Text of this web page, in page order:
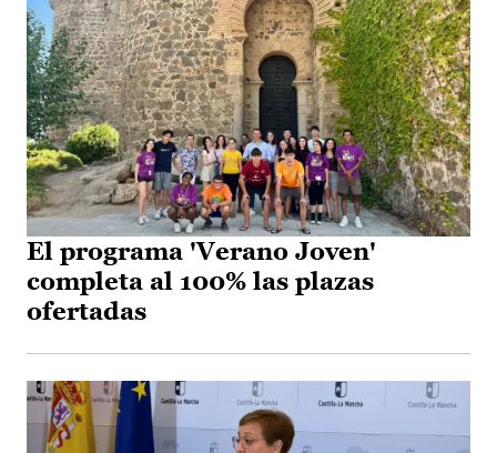
El programa 'Verano Joven'
completa al 100% las plazas
ofertadas